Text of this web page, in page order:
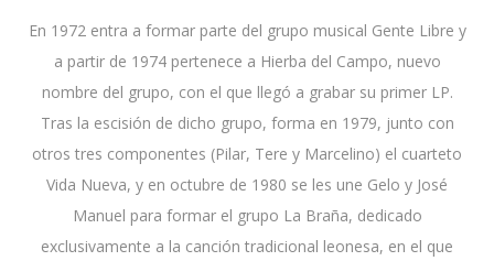
En 1972 entra a formar parte del grupo musical Gente Libre y
a partir de 1974 pertenece a Hierba del Campo, nuevo
nombre del grupo, con el que llegó a grabar su primer LP.
Tras la escisión de dicho grupo, forma en 1979, junto con
otros tres componentes (Pilar, Tere y Marcelino) el cuarteto
Vida Nueva, y en octubre de 1980 se les une Gelo y José
Manuel para formar el grupo La Braña, dedicado
exclusivamente a la canción tradicional leonesa, en el que